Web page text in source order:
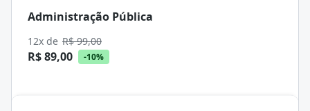
Administração Pública
12x de R$ 99,00
R$ 89,00 -10%